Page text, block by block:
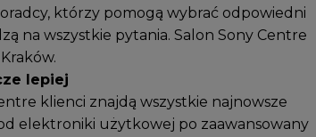
którzy pomogą wybrać odpowiedni
na wszystkie pytania. Salon Sony Centre
lepiej
klienci znajdą wszystkie najnowsze
elektroniki użytkowej po zaawansowany